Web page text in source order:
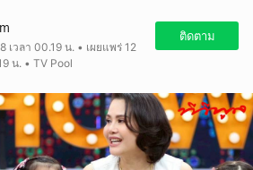
เวลา 00.19 น. • เผยแพร่ 12
น. • TV Pool
ติดตาม